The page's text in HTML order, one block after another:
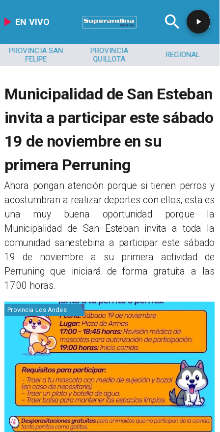
EN VIVO
PROVINCIA SAN
FELIPE
PROVINCIA
QUILLOTA
REGIONAL
Municipalidad de San Esteban
invita a participar este sábado
19 de noviembre en su
primera Perruning
Ahora pongan atención porque si tienen perros y
acostumbran a realizar deportes con ellos, esta es
una muy buena oportunidad porque la
Municipalidad de San Esteban invita a toda la
comunidad sanestebina a participar este sábado
19 de noviembre a su primera actividad de
Perruning que iniciará de forma gratuita a las
17:00 horas.
Provincia Los Andes